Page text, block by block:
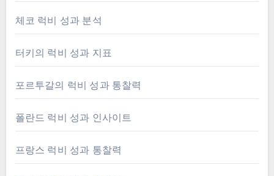
체코 럭비 성과 분석
터키의 럭비 성과 지표
포르투갈의 럭비 성과 통찰력
폴란드 럭비 성과 인사이트
프랑스 럭비 성과 통찰력